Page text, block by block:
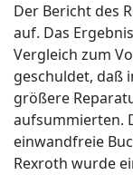
Der Bericht des
auf. Das
Vergleich zum
geschuldet, daß
größere
aufsummierten.
einwandfreie
Rexroth wurde